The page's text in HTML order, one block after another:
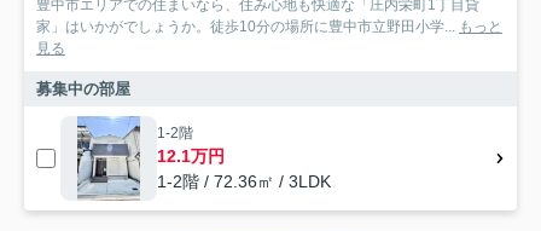
豊中市エリアでの住まいなら、住み心地も快適な「庄内栄町1丁目貸
家」はいかがでしょうか。徒歩10分の場所に豊中市立野田小学... もっと
見る
募集中の部屋
1-2階
12.1万円
1-2階 / 72.36㎡ / 3LDK